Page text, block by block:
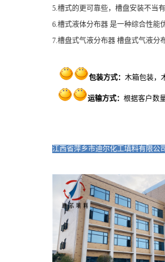
5.槽式的更可靠些，槽盘安装不当有
6.槽式液体分布器 是一种综合性
7.槽盘式气液分布器 槽盘式气液分
包装方式： 木箱包装，
运输方式： 根据客户数
江西省萍乡市迪尔化工填料有限公